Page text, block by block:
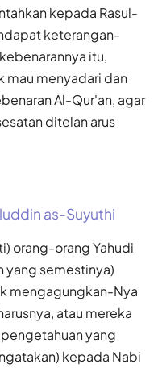
kepada Rasul-
keterangan-
itu,
menyadari dan
Al-Qur'an, agar
ditelan arus
as-Suyuthi
orang-orang Yahudi
yang semestinya)
mengagungkan-Nya
atau mereka
yang
kepada Nabi